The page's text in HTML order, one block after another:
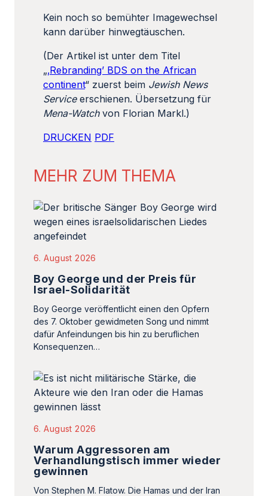
Kein noch so bemühter Imagewechsel
kann darüber hinwegtäuschen.
(Der Artikel ist unter dem Titel
„‚Rebranding’ BDS on the African
continent“ zuerst beim Jewish News
Serviceerschienen. Übersetzung für
Mena-Watchvon Florian Markl.)
DRUCKEN PDF
MEHR ZUM THEMA
6. August 2026
Boy George und der Preis für
Israel-Solidarität
Boy George veröffentlicht einen den Opfern
des 7. Oktober gewidmeten Song und nimmt
dafür Anfeindungen bis hin zu beruflichen
Konsequenzen…
6. August 2026
Warum Aggressoren am
Verhandlungstisch immer wieder
gewinnen
Von Stephen M. Flatow. Die Hamas und der Iran